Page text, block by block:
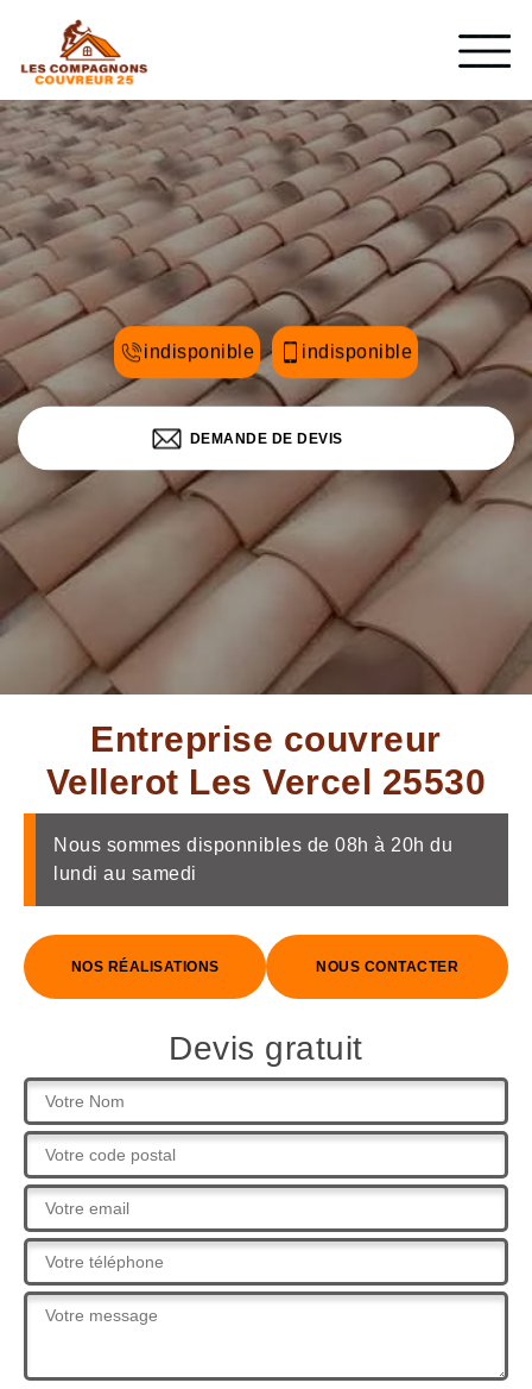
DEMANDE DE DEVIS
Entreprise couvreur
Vellerot Les Vercel 25530
Nous sommes disponnibles de 08h à 20h du
lundi au samedi
NOS RÉALISATIONS NOUS CONTACTER
Devis gratuit